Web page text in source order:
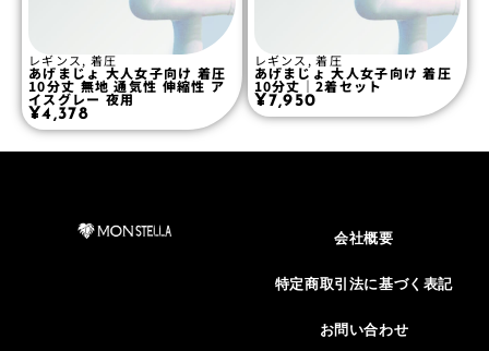
レギンス , 着圧
あげまじょ 大人女子向け 着圧
10分丈 無地 通気性 伸縮性 ア
イスグレー 夜用
¥4,378
レギンス ,着圧
あげまじょ 大人女子向け 着圧
10分丈｜2着セット
¥7,950
会社概要
特定商取引法に基づく表記
お問い合わせ